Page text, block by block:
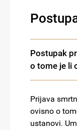
Postupak
o tome je li
Prijava
ovisno o
ustanovi.